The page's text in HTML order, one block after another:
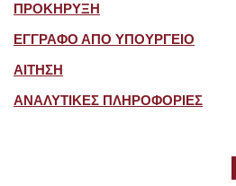
ΠΡΟΚΗΡΥΞΗ
ΕΓΓΡΑΦΟ ΑΠΟ ΥΠΟΥΡΓΕΙΟ
ΑΙΤΗΣΗ
ΑΝΑΛΥΤΙΚΕΣ ΠΛΗΡΟΦΟΡΙΕΣ